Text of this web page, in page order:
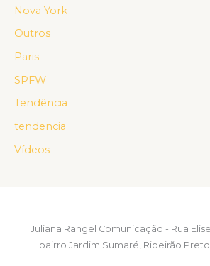
Nova York
Outros
Paris
SPFW
Tendência
tendencia
Vídeos
Juliana Rangel Comunicação - Rua
bairro Jardim Sumaré, Ribeirão Preto